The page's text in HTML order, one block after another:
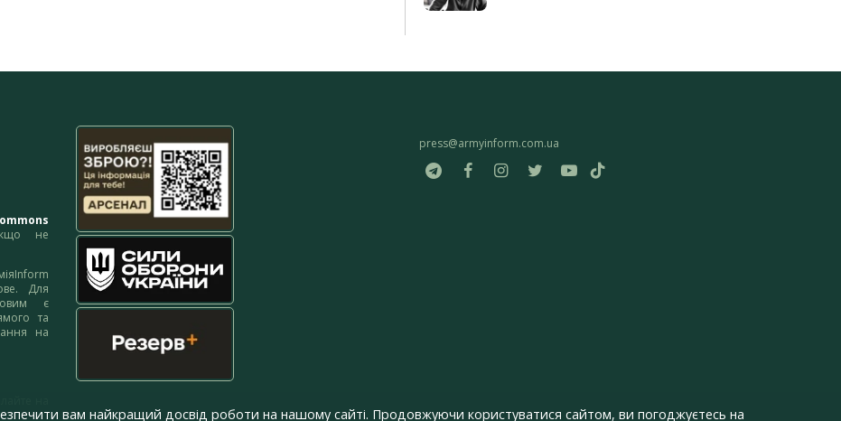
не
Для
є
та
на
press@armyinform.com.ua
вам найкращий досвід роботи на нашому сайті. Продовжуючи користуватися сайтом, ви погоджуєтесь на